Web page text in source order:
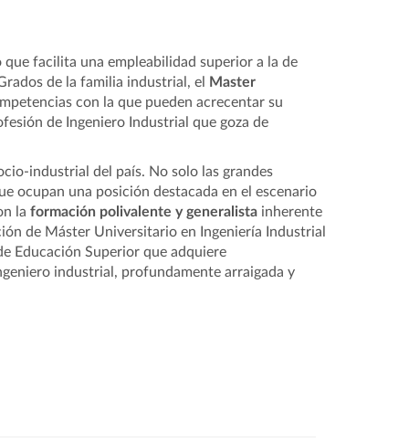
facilita una empleabilidad superior a la de
de la familia industrial, el
Master
con la que pueden acrecentar su
de Ingeniero Industrial que goza de
industrial del país. No solo las grandes
ocupan una posición destacada en el escenario
la formación polivalente y generalistainherente
de Máster Universitario en Ingeniería Industrial
Educación Superior que adquiere
industrial, profundamente arraigada y